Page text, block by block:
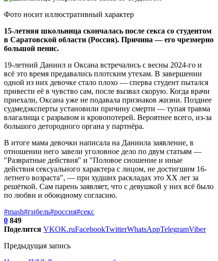
Фото носит иллюстративный характер
15-летняя школьница скончалась после секса со студентом
в Саратовской области (Россия). Причина — его чрезмерно
большой пенис.
19-летний Даниил и Оксана встречались с весны 2024-го и
всё это время предавались плотским утехам. В завершении
одной из них девочке стало плохо — сперва студент пытался
привести её в чувство сам, после вызвал скорую. Когда врачи
приехали, Оксана уже не подавала признаков жизни. Позднее
судмедэксперты установили причину смерти — тупая травма
влагалища с разрывом и кровопотерей. Вероятнее всего, из-за
большого детородного органа у партнёра.
В итоге мама девочки написала на Даниила заявление, в
отношении него завели уголовное дело по двум статьям —
"Развратные действия" и "Половое сношение и иные
действия сексуального характера с лицом, не достигшим 16-
летнего возраста", — при худших раскладах это ХХ лет за
решёткой. Сам парень заявляет, что с девушкой у них всё было
по любви и обоюдному согласию.
#mash#гибель#россия#секс
0 849
Поделится VKOK.ruFacebookTwitterWhatsAppTelegramViber
Предыдущая запись